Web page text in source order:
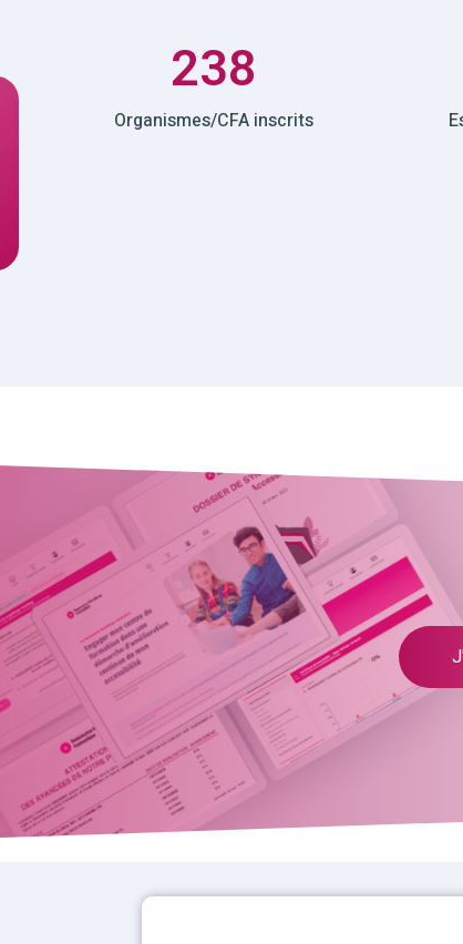
238
Organismes/CFA inscrits